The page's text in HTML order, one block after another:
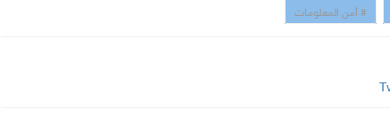
# أمن المعلومات